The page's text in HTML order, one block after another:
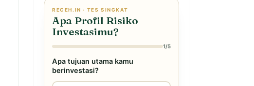
RECEH.IN · TES SINGKAT
Apa Profil Risiko
Investasimu?
1/5
Apa tujuan utama kamu
berinvestasi?